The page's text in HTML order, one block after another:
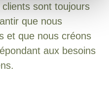
sont toujours
que nous
et que nous créons
aux besoins